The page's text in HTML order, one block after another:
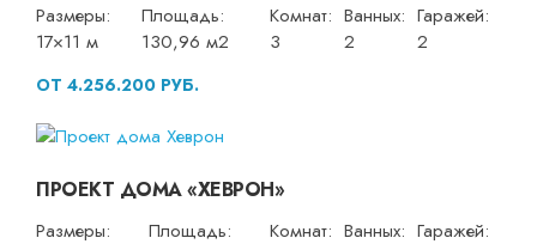
Размеры:
17×11 м
Площадь:
130,96 м2
Комнат:
3
Ванных:
2
Гаражей:
2
ОТ 4.256.200 РУБ.
ПРОЕКТ ДОМА «ХЕВРОН»
Размеры:
Площадь:
Комнат: Ванных: Гаражей: